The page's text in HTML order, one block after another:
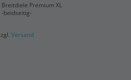
Premium XL
beidseitig-
Versand